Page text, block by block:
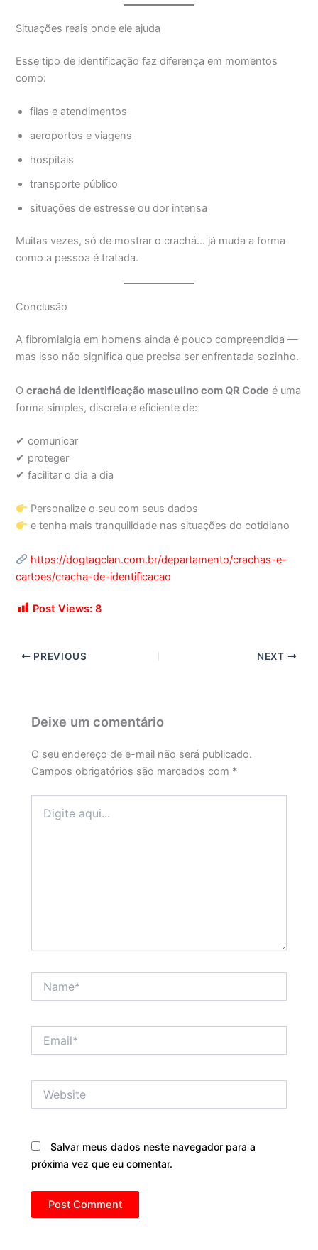
Situações reais onde ele ajuda
Esse tipo de identificação faz diferença em momentos
como:
filas e atendimentos
aeroportos e viagens
hospitais
transporte público
situações de estresse ou dor intensa
Muitas vezes, só de mostrar o crachá… já muda a forma
como a pessoa é tratada.
Conclusão
A fibromialgia em homens ainda é pouco compreendida —
mas isso não significa que precisa ser enfrentada sozinho.
Ocrachá de identificação masculino com QR Code é uma
forma simples, discreta e eficiente de:
✔ comunicar
✔ proteger
✔ facilitar o dia a dia
Personalize o seu com seus dados
e tenha mais tranquilidade nas situações do cotidiano
https://dogtagclan.com.br/departamento/crachas-e-
cartoes/cracha-de-identificacao
Post Views: 8
PREVIOUS NEXT
Deixe um comentário
O seu endereço de e-mail não será publicado.
Campos obrigatórios são marcados com *
aqui...
Salvar meus dados neste navegador para a
próxima vez que eu comentar.